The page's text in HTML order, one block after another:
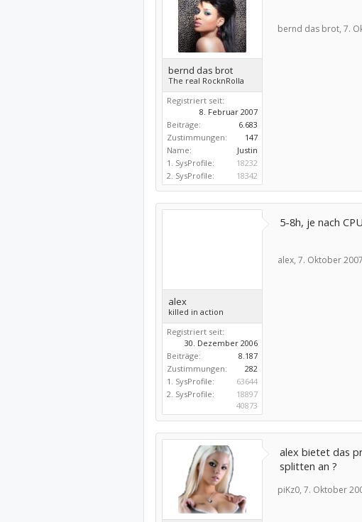
bernd das brot
The real RocknRolla
Registriert seit:
8. Februar 2007
Beiträge:
6.683
Zustimmungen:
147
Name:
Justin
1. SysProfile:
18232
2. SysProfile:
18342
bernd das brot, 7.
alex
killed in action
Registriert seit:
30. Dezember 2006
Beiträge:
8.187
Zustimmungen:
282
1. SysProfile:
63644
2. SysProfile:
18897
40873
5-8h, je nach
alex, 7. Oktober 2007
alex bietet das
splitten an ?
piKz0, 7. Oktober